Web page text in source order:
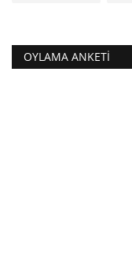
OYLAMA ANKETI